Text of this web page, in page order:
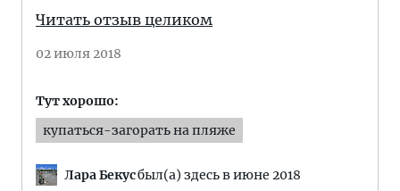
Читать отзыв целиком
02 июля 2018
Тут хорошо:
купаться-загорать на пляже
Лара Бекусбыл(а) здесь в июне 2018